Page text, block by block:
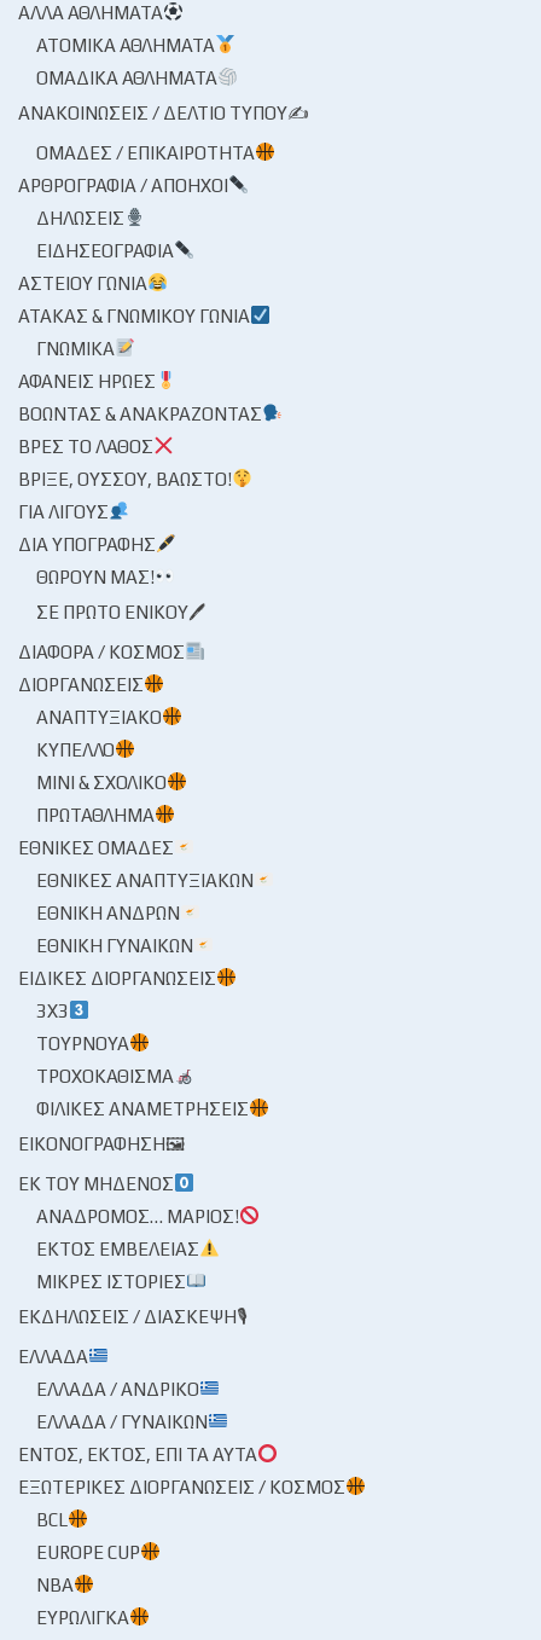
ΆΛΛΑ ΑΘΛΉΜΑΤΑ
ΑΤΟΜΙΚΆ ΑΘΛΉΜΑΤΑ
ΟΜΑΔΙΚΆ ΑΘΛΉΜΑΤΑ
ΑΝΑΚΟΙΝΏΣΕΙΣ / ΔΕΛΤΊΟ ΤΎΠΟΥ✍
ΟΜΆΔΕΣ / ΕΠΙΚΑΙΡΌΤΗΤΑ
ΑΡΘΡΟΓΡΑΦΊΑ / ΑΠΌΗΧΟΙ
ΔΗΛΏΣΕΙΣ
ΕΙΔΗΣΕΟΓΡΑΦΊΑ
ΑΣΤΕΊΟΥ ΓΩΝΊΑ
ΑΤΆΚΑΣ & ΓΝΩΜΙΚΟΎ ΓΩΝΊΑ
ΓΝΩΜΙΚΆ
ΑΦΑΝΕΊΣ ΉΡΩΕΣ
ΒΟΏΝΤΑΣ & ΑΝΑΚΡΆΖΟΝΤΑΣ
ΒΡΕΣ ΤΟ ΛΆΘΟΣ
ΒΡΊΞΕ, ΟΎΣΣΟΥ, ΒΆΩΣΤΟ!
ΓΙΑ ΛΊΓΟΥΣ
ΔΙΑ ΥΠΟΓΡΑΦΉΣ
ΘΩΡΟΎΝ ΜΑΣ!
ΣΕ ΠΡΏΤΟ ΕΝΙΚΟΎ🖊
ΔΙΆΦΟΡΑ / ΚΌΣΜΟΣ
ΔΙΟΡΓΑΝΏΣΕΙΣ
ΑΝΑΠΤΥΞΙΑΚΌ
ΚΎΠΕΛΛΟ
ΜΊΝΙ & ΣΧΟΛΙΚΌ
ΠΡΩΤΆΘΛΗΜΑ
ΕΘΝΙΚΈΣ ΟΜΆΔΕΣ
ΕΘΝΙΚΈΣ ΑΝΑΠΤΥΞΙΑΚΏΝ
ΕΘΝΙΚΉ ΑΝΔΡΏΝ
ΕΘΝΙΚΉ ΓΥΝΑΙΚΏΝ
ΕΙΔΙΚΈΣ ΔΙΟΡΓΑΝΏΣΕΙΣ
3X3
ΤΟΥΡΝΟΥΆ
ΤΡΟΧΟΚΆΘΙΣΜΑ
ΦΙΛΙΚΈΣ ΑΝΑΜΕΤΡΉΣΕΙΣ
ΕΙΚΟΝΟΓΡΆΦΗΣΗ🖼
ΕΚ ΤΟΥ ΜΗΔΕΝΌΣ
ΑΝΆΔΡΟΜΟΣ… ΜΆΡΙΟΣ!
ΕΚΤΌΣ ΕΜΒΈΛΕΙΑΣ
ΜΙΚΡΈΣ ΙΣΤΟΡΊΕΣ
ΕΚΔΗΛΏΣΕΙΣ / ΔΙΆΣΚΕΨΗ🎙
ΕΛΛΆΔΑ
ΕΛΛΆΔΑ / ΑΝΔΡΙΚΌ
ΕΛΛΆΔΑ / ΓΥΝΑΙΚΏΝ
ΕΝΤΌΣ, ΕΚΤΌΣ, ΕΠΊ ΤΑ ΑΥΤΆ
ΕΞΩΤΕΡΙΚΈΣ ΔΙΟΡΓΑΝΏΣΕΙΣ / ΚΌΣΜΟΣ
BCL
EUROPE CUP
NBA
ΕΥΡΩΛΊΓΚΑ